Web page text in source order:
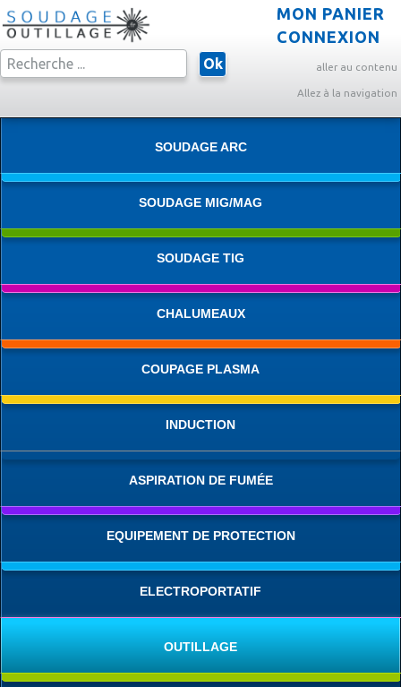
aller au contenu
Allez à la navigation
CONNEXION
MON PANIER
Ok
SOUDAGE ARC
SOUDAGE MIG/MAG
SOUDAGE TIG
CHALUMEAUX
COUPAGE PLASMA
INDUCTION
ASPIRATION DE FUMÉE
EQUIPEMENT DE PROTECTION
ELECTROPORTATIF
OUTILLAGE